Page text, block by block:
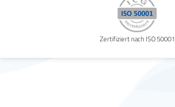
Zertifiziert nach ISO 50001